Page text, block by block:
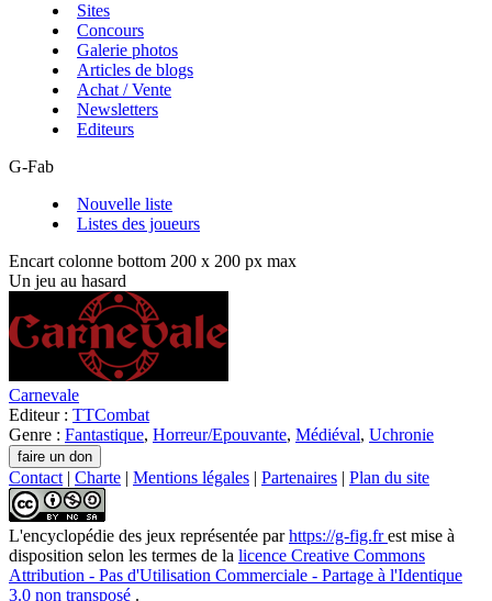
Sites
Concours
Galerie photos
Articles de blogs
Achat / Vente
Newsletters
Editeurs
G-Fab
Nouvelle liste
Listes des joueurs
Encart colonne bottom 200 x 200 px max
Un jeu au hasard
Carnevale
Editeur : TTCombat
Genre : Fantastique, Horreur/Epouvante, Médiéval, Uchronie
Contact | Charte | Mentions légales | Partenaires | Plan du site
L'encyclopédie des jeux représentée parhttps://g-fig.frest mise à
disposition selon les termes de la licence Creative Commons
Attribution - Pas d'Utilisation Commerciale - Partage à l'Identique
3.0 non transposé .